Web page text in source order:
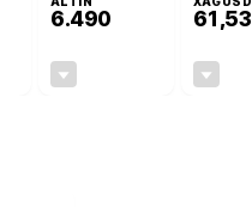
6.490 61,53